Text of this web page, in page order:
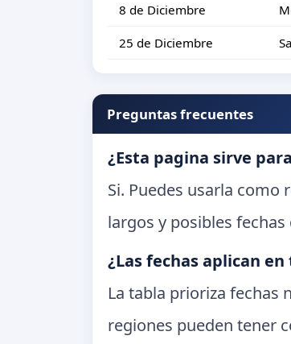
8 de Diciembre
25 de Diciembre
Preguntas frecuentes
¿Esta pagina sirve
Si. Puedes usarla
largos y posibles
¿Las fechas aplican
La tabla prioriza fechas
regiones pueden tener